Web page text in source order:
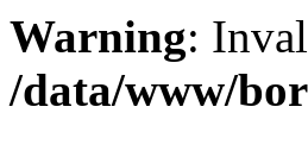
Warning:
/data/www/